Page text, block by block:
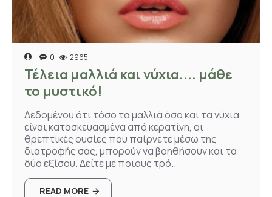
0 2965
Τέλεια μαλλιά και νύχια.... μάθε
το μυστικό!
Δεδομένου ότι τόσο τα μαλλιά όσο και τα νύχια
είναι κατασκευασμένα από κερατίνη, οι
θρεπτικές ουσίες που παίρνετε μέσω της
διατροφής σας, μπορούν να βοηθήσουν και τα
δύο εξίσου. Δείτε με ποιους τρό..
READ MORE